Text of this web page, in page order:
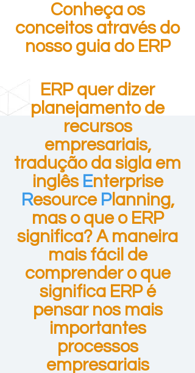
Conheça os
conceitos através do
nosso guia do ERP
ERP quer dizer
planejamento de
recursos
empresariais,
tradução da sigla em
inglês Enterprise
Resource Planning,
mas o que o ERP
significa? A maneira
mais fácil de
comprender o que
significa ERP é
pensar nos mais
importantes
processos
empresariais